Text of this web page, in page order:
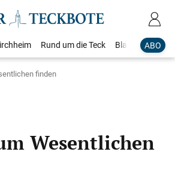
ABO
Rund um die Teck Blaulicht
finden
Wesentlichen